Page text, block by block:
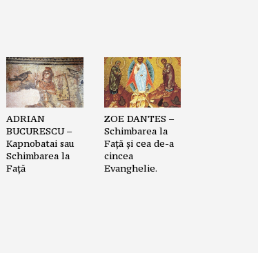
ADRIAN
BUCURESCU –
Kapnobatai sau
Schimbarea la
Față
ZOE DANTES –
Schimbarea la
Față și cea de-a
cincea
Evanghelie.